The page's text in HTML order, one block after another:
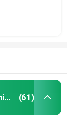
4 motocicletas de Enduro del movimiento (61)